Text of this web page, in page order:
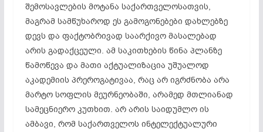
შემოსავლების მოტანა საქართველოსათვის,
მაგრამ სამწუხაროდ ეს გამოგონებები დახლებზე
დევს და ფაქტობრივად საარქივო მასალებად
არის გადაქცეული. ამ საკითხების წინა პლანზე
წამოწევა და მათი აქტუალიზაცია უშუალოდ
აკადემიის პრეროგატივაა, რაც არ იგრძნობა არა
მარტო სოფლის მეურნეობაში, არამედ მთლიანად
სამეცნიერო კუთხით. არ არის საიდუმლო ის
ამბავი, რომ საქართველოს ინტელექტუალური